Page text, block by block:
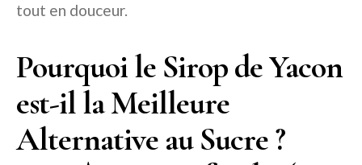
tout en douceur.
Pourquoi le Sirop de Yacon
est-il la Meilleure
Alternative au Sucre ?